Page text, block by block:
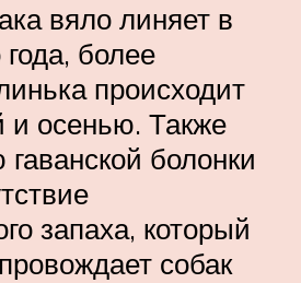
вяло линяет в
более
происходит
и осенью. Также
болонки
запаха, который
собак